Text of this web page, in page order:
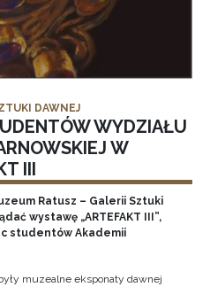
DAWNEJ
WYDZIAŁU
W
III
Ratusz – Galerii Sztuki
wystawę „ARTEFAKT III”,
studentów Akademii
muzealne eksponaty dawnej